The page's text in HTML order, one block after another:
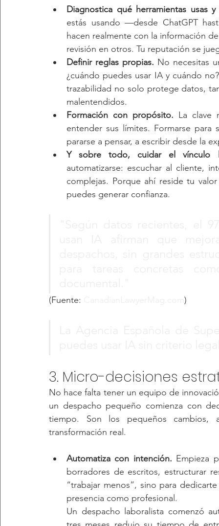
Diagnostica qué herramientas
estás usando —desde ChatGPT
hacen realmente con la información
revisión en otros. Tu reputación se
Definir reglas propias. No necesitas
¿cuándo puedes usar IA y cuándo
trazabilidad no solo protege datos,
malentendidos.
Formación con propósito. La clave
entender sus límites. Formarse
pararse a pensar, a escribir desde la
Y sobre todo, cuidar el vínculo
automatizarse: escuchar al cliente,
complejas. Porque ahí reside tu
puedes generar confianza.
(Fuente: )
3. Micro-decisiones
No hace falta tener un equipo de
un despacho pequeño comienza con
tiempo. Son los pequeños cambios,
transformación real.
Automatiza con intención. Empieza
borradores de escritos, estructurar
“trabajar menos”, sino para
presencia como profesional.
Un despacho laboralista comenzó